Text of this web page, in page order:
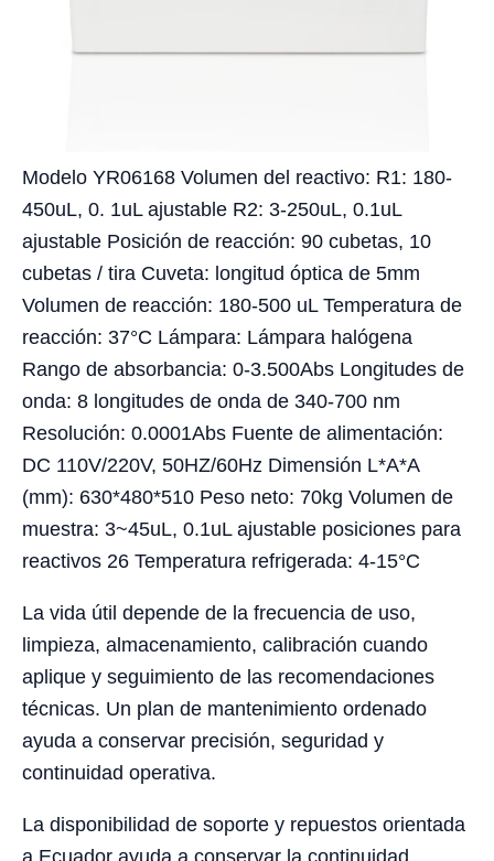
Modelo YR06168 Volumen del reactivo: R1: 180-
450uL, 0. 1uL ajustable R2: 3-250uL, 0.1uL
ajustable Posición de reacción: 90 cubetas, 10
cubetas / tira Cuveta: longitud óptica de 5mm
Volumen de reacción: 180-500 uL Temperatura de
reacción: 37°C Lámpara: Lámpara halógena
Rango de absorbancia: 0-3.500Abs Longitudes de
onda: 8 longitudes de onda de 340-700 nm
Resolución: 0.0001Abs Fuente de alimentación:
DC 110V/220V, 50HZ/60Hz Dimensión L*A*A
(mm): 630*480*510 Peso neto: 70kg Volumen de
muestra: 3~45uL, 0.1uL ajustable posiciones para
reactivos 26 Temperatura refrigerada: 4-15°C
La vida útil depende de la frecuencia de uso,
limpieza, almacenamiento, calibración cuando
aplique y seguimiento de las recomendaciones
técnicas. Un plan de mantenimiento ordenado
ayuda a conservar precisión, seguridad y
continuidad operativa.
La disponibilidad de soporte y repuestos orientada